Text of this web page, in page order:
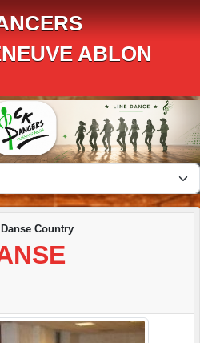
ABLON
Country